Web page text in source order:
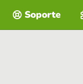
Soporte